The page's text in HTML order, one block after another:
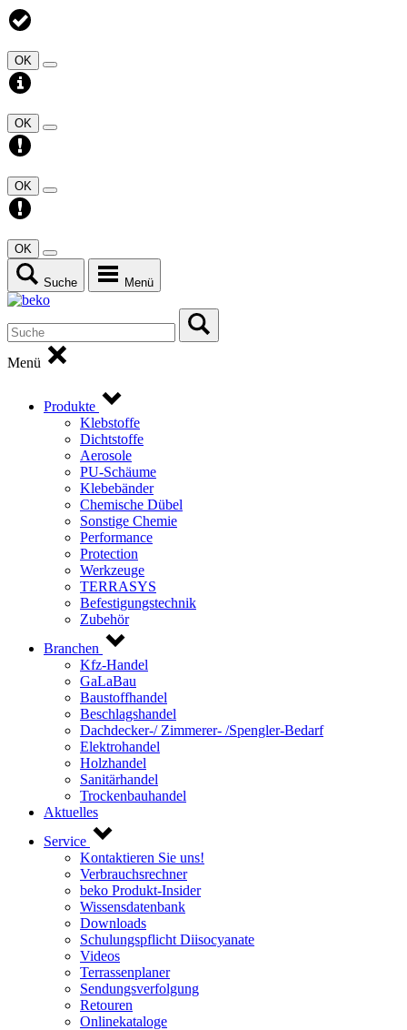
OK
OK
OK
OK
Suche Menü
Menü
Produkte
Klebstoffe
Dichtstoffe
Aerosole
PU-Schäume
Klebebänder
Chemische Dübel
Sonstige Chemie
Performance
Protection
Werkzeuge
TERRASYS
Befestigungstechnik
Zubehör
Branchen
Kfz-Handel
GaLaBau
Baustoffhandel
Beschlagshandel
Dachdecker-/ Zimmerer- /Spengler-Bedarf
Elektrohandel
Holzhandel
Sanitärhandel
Trockenbauhandel
Aktuelles
Service
Kontaktieren Sie uns!
Verbrauchsrechner
beko Produkt-Insider
Wissensdatenbank
Downloads
Schulungspflicht Diisocyanate
Videos
Terrassenplaner
Sendungsverfolgung
Retouren
Onlinekataloge